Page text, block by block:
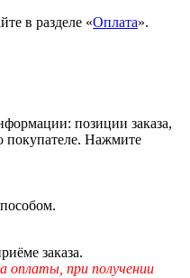
в разделе «Оплата».
позиции заказа,
покупателе. Нажмите
заказа.
оплаты, при получении